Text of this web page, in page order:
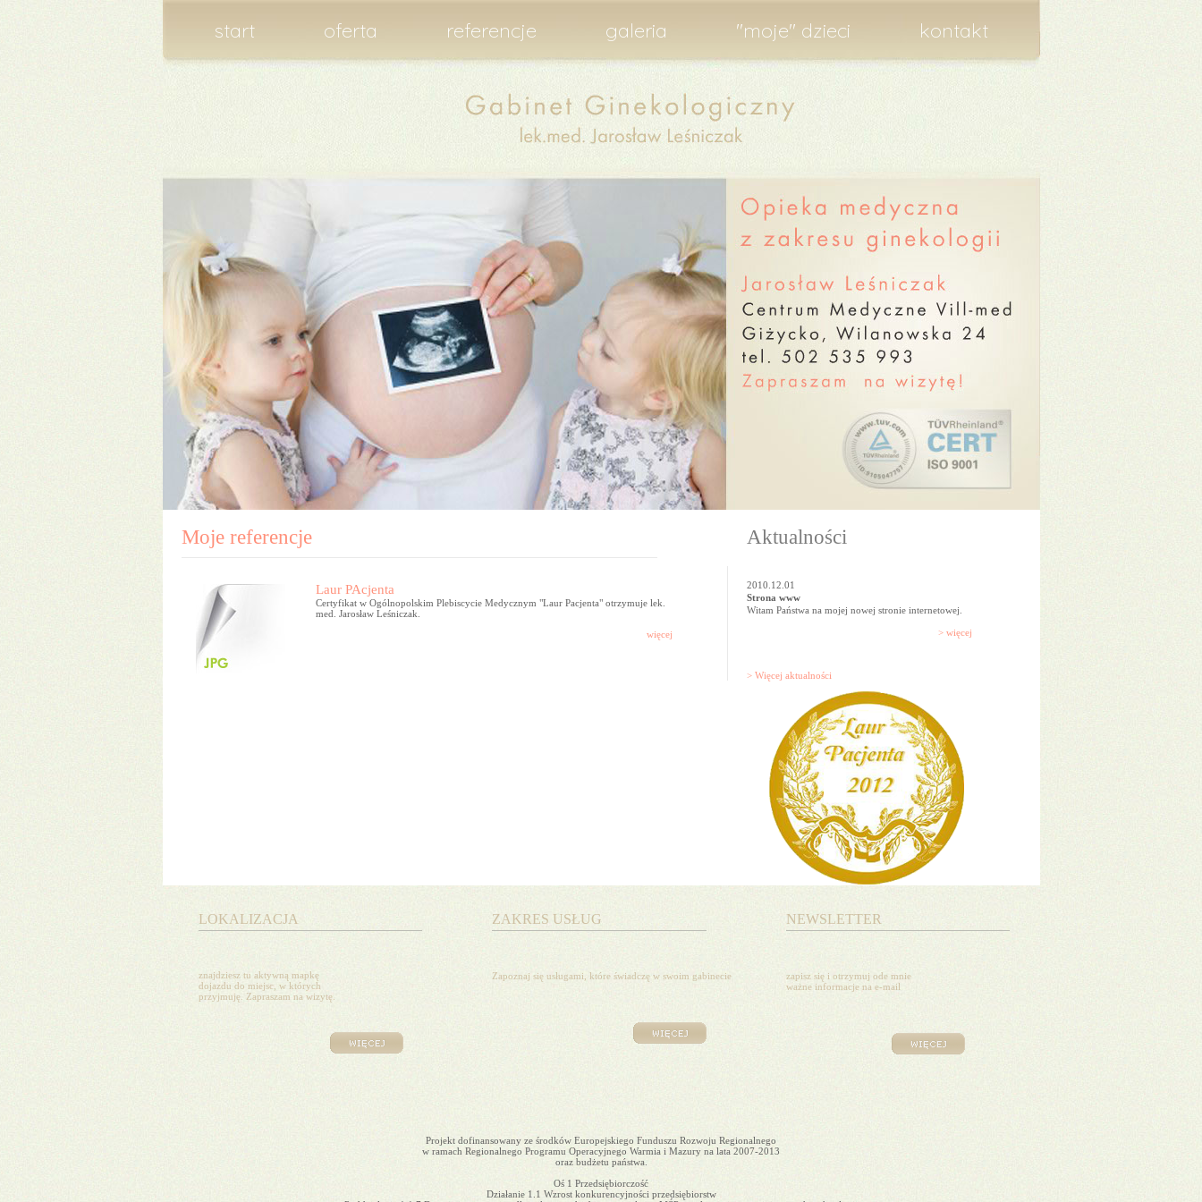
start oferta referencje galeria "moje" dzieci kontakt
Moje referencje
Laur PAcjenta
Certyfikat w Ogólnopolskim Plebiscycie Medycznym "Laur Pacjenta" otrzymuje lek.
med. Jarosław Leśniczak.
więcej
Aktualności
2010.12.01
Strona www
Witam Państwa na mojej nowej stronie internetowej.
> więcej
> Więcej aktualności
LOKALIZACJA
znajdziesz tu aktywną mapkę
dojazdu do miejsc, w których
przyjmuję. Zapraszam na wizytę.
ZAKRES USŁUG
Zapoznaj się usługami, które świadczę w swoim gabinecie
NEWSLETTER
zapisz się i otrzymuj ode mnie
ważne informacje na e-mail
Projekt dofinansowany ze środków Europejskiego Funduszu Rozwoju Regionalnego
w ramach Regionalnego Programu Operacyjnego Warmia i Mazury na lata 2007-2013
oraz budżetu państwa.
Oś 1 Przedsiębiorczość
Działanie 1.1 Wzrost konkurencyjności przedsiębiorstw